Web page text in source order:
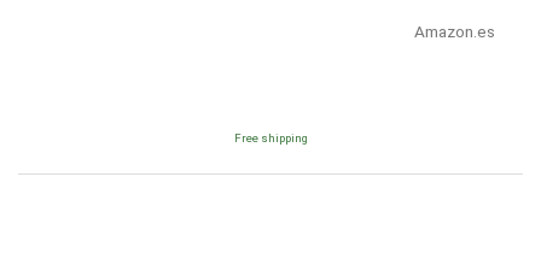
Amazon.es
Free shipping